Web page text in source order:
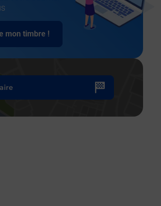
mon timbre !